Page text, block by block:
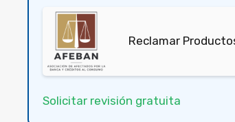
Reclamar
Solicitar revisión gratuita